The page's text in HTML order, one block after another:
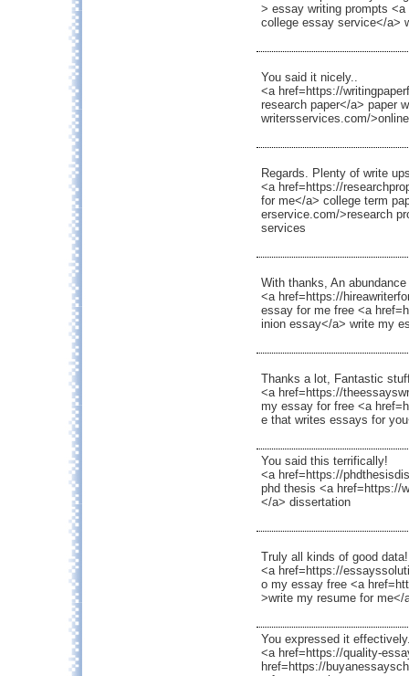
> essay writing prompts
college essay service</a>
You said it nicely..
<a href=https://
research paper</a> paper
writersservices.com/
Regards. Plenty of write
<a href=https://
for me</a> college term
erservice.com/>research
services
With thanks, An
<a href=https://
essay for me free <a
inion essay</a> write my
Thanks a lot, Fantastic
<a href=https://
my essay for free <a
e that writes essays for
You said this terrifically!
<a href=https://
phd thesis <a href=https://
</a> dissertation
Truly all kinds of good data!
<a href=https://
o my essay free <a
>write my resume for
You expressed it
<a href=https://quality-
href=https://